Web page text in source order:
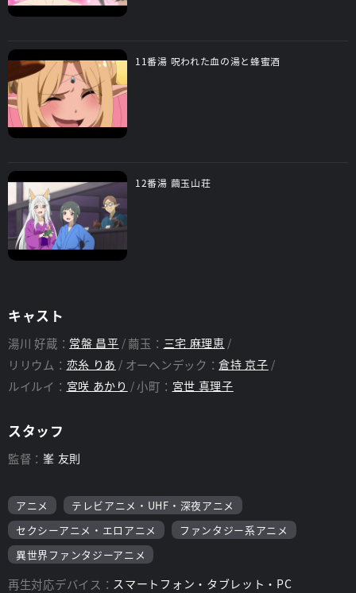
11番湯 呪われた血の湯と蜂蜜酒
12番湯 繭玉山荘
キャスト
湯川 好蔵： 常盤 昌平 繭玉： 三宅 麻理恵
リリウム： 恋糸 りあ オーヘンデック：倉持 京子
ルイルイ： 宮咲 あかり 小町： 宮世 真理子
スタッフ
監督：峯 友則
アニメ
テレビアニメ・UHF・深夜アニメ
セクシーアニメ・エロアニメ
ファンタジー系アニメ
異世界ファンタジーアニメ
再生対応デバイス： スマートフォン・タブレット・PC